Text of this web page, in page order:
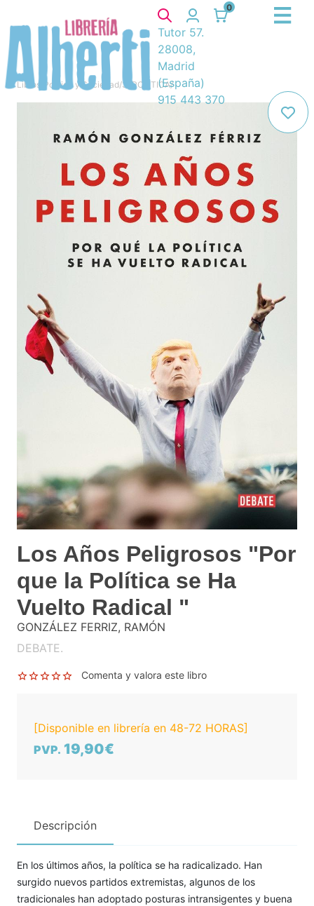
0
Tutor 57.
28008,
Madrid
(España)
915 443 370
Libros Política y Sociedad/3. POLITICA/
Los Años Peligrosos "Por
que la Política se Ha
Vuelto Radical "
GONZÁLEZ FERRIZ, RAMÓN
DEBATE.
Comenta y valora este libro
[Disponible en librería en 48-72 HORAS]
PVP. 19,90€
Descripción
En los últimos años, la política se ha radicalizado. Han
surgido nuevos partidos extremistas, algunos de los
tradicionales han adoptado posturas intransigentes y buena